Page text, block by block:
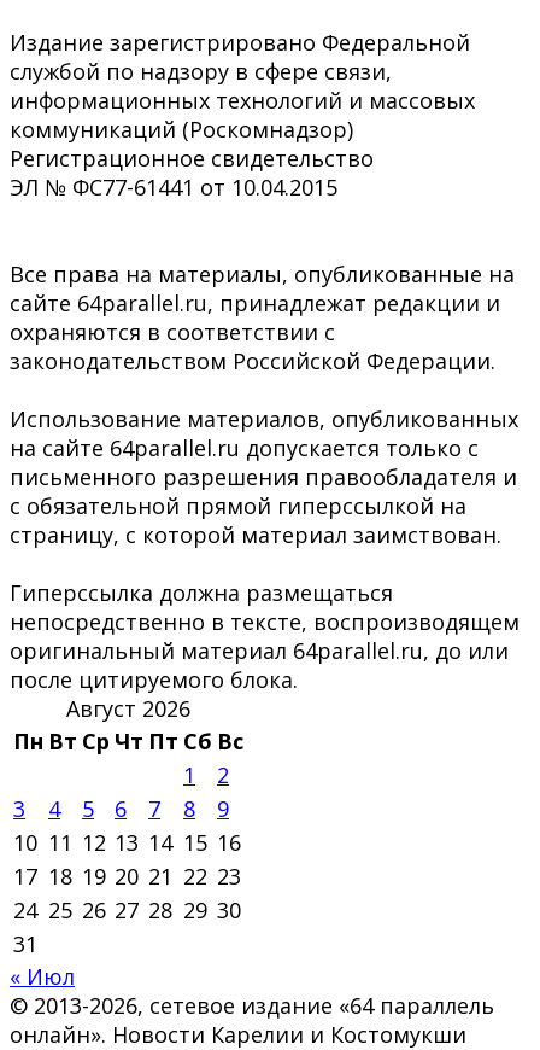
Издание зарегистрировано Федеральной
службой по надзору в сфере связи,
информационных технологий и массовых
коммуникаций (Роскомнадзор)
Регистрационное свидетельство
ЭЛ № ФС77-61441 от 10.04.2015
Все права на материалы, опубликованные на
сайте 64parallel.ru, принадлежат редакции и
охраняются в соответствии с
законодательством Российской Федерации.
Использование материалов, опубликованных
на сайте 64parallel.ru допускается только с
письменного разрешения правообладателя и
с обязательной прямой гиперссылкой на
страницу, с которой материал заимствован.
Гиперссылка должна размещаться
непосредственно в тексте, воспроизводящем
оригинальный материал 64parallel.ru, до или
после цитируемого блока.
Август 2026
Пн Вт Ср Чт Пт Сб Вс
1
2
3
4 5 6 7 8
9
10 11 12 13 14 15 16
17 18 19 20 21 22 23
24 25 26 27 28 29 30
31
« Июл
© 2013-2026, сетевое издание «64 параллель
онлайн». Новости Карелии и Костомукши